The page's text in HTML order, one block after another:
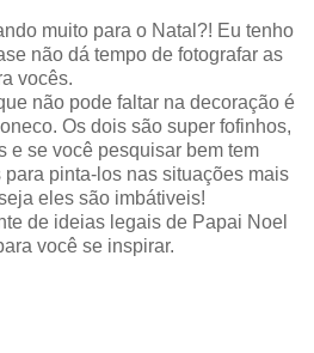
muito para o Natal?! Eu tenho
não dá tempo de fotografar as
vocês.
não pode faltar na decoração é
Os dois são super fofinhos,
e se você pesquisar bem tem
pinta-los nas situações mais
eles são imbátiveis!
de ideias legais de Papai Noel
você se inspirar.